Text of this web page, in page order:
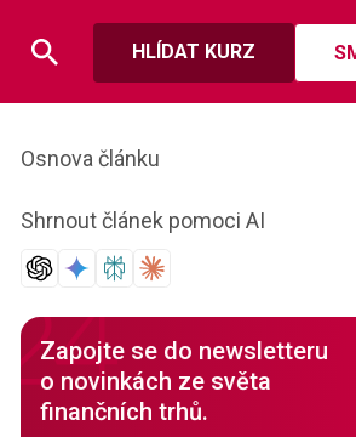
HLÍDAT KURZ
Osnova článku
Shrnout článek pomoci AI
Zapojte se do newsletteru
o novinkách ze světa
finančních trhů.